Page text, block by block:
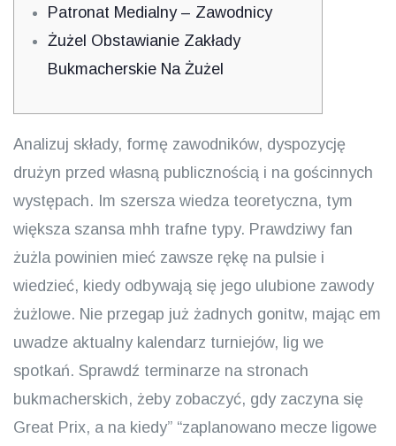
Patronat Medialny – Zawodnicy
Żużel Obstawianie Zakłady
Bukmacherskie Na Żużel
Analizuj składy, formę zawodników, dyspozycję
drużyn przed własną publicznością i na gościnnych
występach. Im szersza wiedza teoretyczna, tym
większa szansa mhh trafne typy. Prawdziwy fan
żużla powinien mieć zawsze rękę na pulsie i
wiedzieć, kiedy odbywają się jego ulubione zawody
żużlowe. Nie przegap już żadnych gonitw, mając em
uwadze aktualny kalendarz turniejów, lig we
spotkań. Sprawdź terminarze na stronach
bukmacherskich, żeby zobaczyć, gdy zaczyna się
Great Prix, a na kiedy” “zaplanowano mecze ligowe